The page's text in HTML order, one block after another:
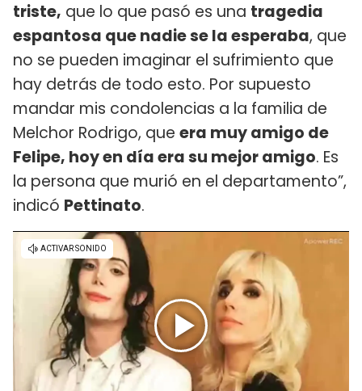
triste, que lo que pasó es una tragedia
espantosa que nadie se la esperaba, que
no se pueden imaginar el sufrimiento que
hay detrás de todo esto. Por supuesto
mandar mis condolencias a la familia de
Melchor Rodrigo, que era muy amigo de
Felipe, hoy en día era su mejor amigo. Es
la persona que murió en el departamento”,
indicó Pettinato.